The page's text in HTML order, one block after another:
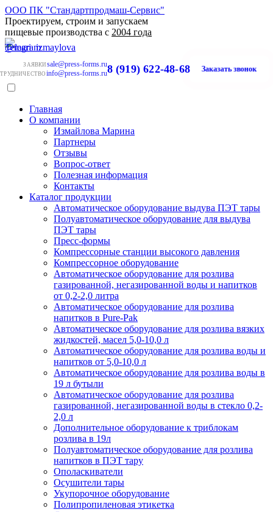
ООО ПК "Стандартпродмаш-Сервис"
Проектируем, строим и запускаем
пищевые производства с 2004 года
ЗАЯВКИ sale@press-forms.ru
info@press-forms.ru8 (919) 622-48-68 Заказать звонок
Главная
О компании
Измайлова Марина
Партнеры
Отзывы
Вопрос-ответ
Полезная информация
Контакты
Каталог продукции
Автоматическое оборудование выдува ПЭТ тары
Полуавтоматическое оборудование для выдува
ПЭТ тары
Пресс-формы
Компрессорные станции высокого давления
Компрессорное оборудование
Автоматическое оборудование для розлива
газированной, негазированной воды и напитков
от 0,2-2,0 литра
Автоматическое оборудование для розлива
напитков в Pure-Pak
Автоматическое оборудование для розлива вязких
жидкостей, масел 5,0-10,0 л
Автоматическое оборудование для розлива воды и
напитков от 5,0-10,0 л
Автоматическое оборудование для розлива воды в
19 л бутыли
Автоматическое оборудование для розлива
газированной, негазированной воды в стекло 0,2-
2,0 л
Дополнительное оборудование к триблокам
розлива в 19л
Полуавтоматическое оборудование для розлива
напитков в ПЭТ тару
Ополаскиватели
Осушители тары
Укупорочное оборудование
Полипропиленовая этикетка